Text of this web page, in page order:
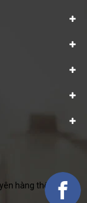
hàng thể thao